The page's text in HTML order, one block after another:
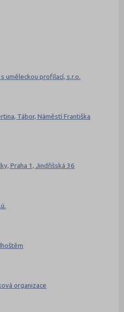
uměleckou profilací, s.r.o.
Tábor, Náměstí Františka
Praha 1, Jindřišská 36
organizace